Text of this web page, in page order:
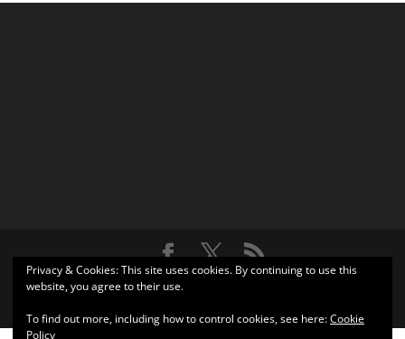
Σχεδιάστηκε απόElegant Themes
Privacy & Cookies: This site uses cookies. By continuing to use this
website, you agree to their use.
To find out more, including how to control cookies, see here:Cookie
Policy